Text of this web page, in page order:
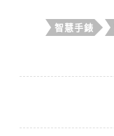
智慧手錶